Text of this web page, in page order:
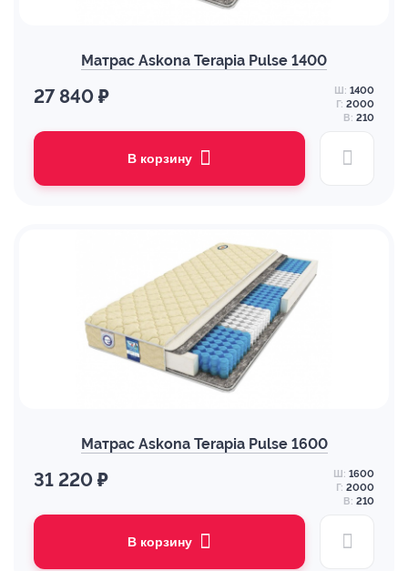
Матрас Askona Terapia Pulse 1400
27 840 ₽ Ш: 1400
Г: 2000
В: 210
В корзину
Матрас Askona Terapia Pulse 1600
31 220 ₽ Ш: 1600
Г: 2000
В: 210
В корзину